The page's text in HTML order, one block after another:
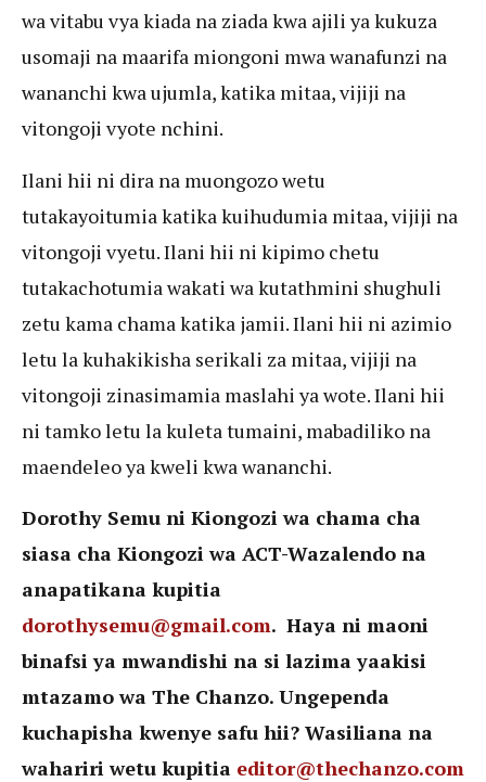
wa vitabu vya kiada na ziada kwa ajili ya kukuza
usomaji na maarifa miongoni mwa wanafunzi na
wananchi kwa ujumla, katika mitaa, vijiji na
vitongoji vyote nchini.
Ilani hii ni dira na muongozo wetu
tutakayoitumia katika kuihudumia mitaa, vijiji na
vitongoji vyetu. Ilani hii ni kipimo chetu
tutakachotumia wakati wa kutathmini shughuli
zetu kama chama katika jamii. Ilani hii ni azimio
letu la kuhakikisha serikali za mitaa, vijiji na
vitongoji zinasimamia maslahi ya wote. Ilani hii
ni tamko letu la kuleta tumaini, mabadiliko na
maendeleo ya kweli kwa wananchi.
Dorothy Semu ni Kiongozi wa chama cha
siasa cha Kiongozi wa ACT-Wazalendo na
anapatikana kupitia
dorothysemu@gmail.com. Haya ni maoni
binafsi ya mwandishi na si lazima yaakisi
mtazamo wa The Chanzo. Ungependa
kuchapisha kwenye safu hii? Wasiliana na
wahariri wetu kupitia editor@thechanzo.com